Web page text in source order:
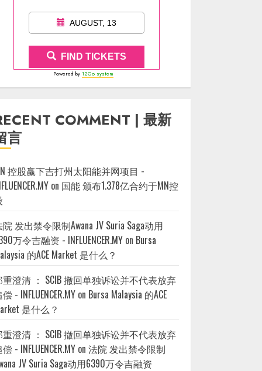
AUGUST, 13
FIND TICKETS
Powered by 12Go system
COMMENT | 最新
言
控股赢下吉打州太阳能并网项目 -
on 国能 颁布1.378亿合约于MN控
发出禁令限制Awana JV Suria Saga动用
万令吉融资 - INFLUENCER.MY on Bursa
的ACE Market 是什么？
重澄清 ： SCIB 撤回单独诉讼并不代表放弃
- INFLUENCER.MY on Bursa Malaysia 的ACE
是什么？
重澄清 ： SCIB 撤回单独诉讼并不代表放弃
- INFLUENCER.MY on法院 发出禁令限制
JV Suria Saga动用6390万令吉融资